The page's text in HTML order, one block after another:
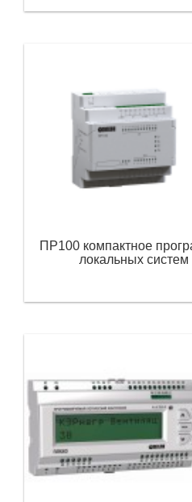
ПР100 компактное
локальных